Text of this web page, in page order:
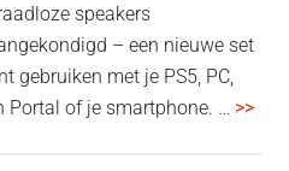
speakers
– een nieuwe set
gebruiken met je PS5, PC,
Portal of je smartphone. … >>